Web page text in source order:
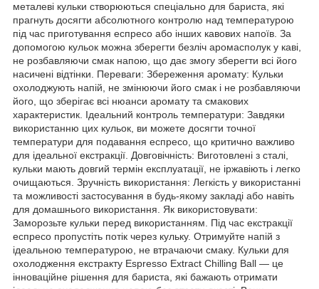
металеві кульки створюються спеціально для бариста, які
прагнуть досягти абсолютного контролю над температурою
під час приготування еспресо або інших кавових напоїв. За
допомогою кульок можна зберегти безліч аромасполук у каві,
не розбавляючи смак напою, що дає змогу зберегти всі його
насичені відтінки. Переваги: Збереження аромату: Кульки
охолоджують напій, не змінюючи його смак і не розбавляючи
його, що зберігає всі нюанси аромату та смакових
характеристик. Ідеальний контроль температури: Завдяки
використанню цих кульок, ви можете досягти точної
температури для подавання еспресо, що критично важливо
для ідеальної екстракції. Довговічність: Виготовлені з сталі,
кульки мають довгий термін експлуатації, не іржавіють і легко
очищаються. Зручність використання: Легкість у використанні
та можливості застосування в будь-якому закладі або навіть
для домашнього використання. Як використовувати:
Заморозьте кульки перед використанням. Під час екстракції
еспресо пропустіть потік через кульку. Отримуйте напій з
ідеальною температурою, не втрачаючи смаку. Кульки для
охолодження екстракту Espresso Extract Chilling Ball — це
інноваційне рішення для бариста, які бажають отримати